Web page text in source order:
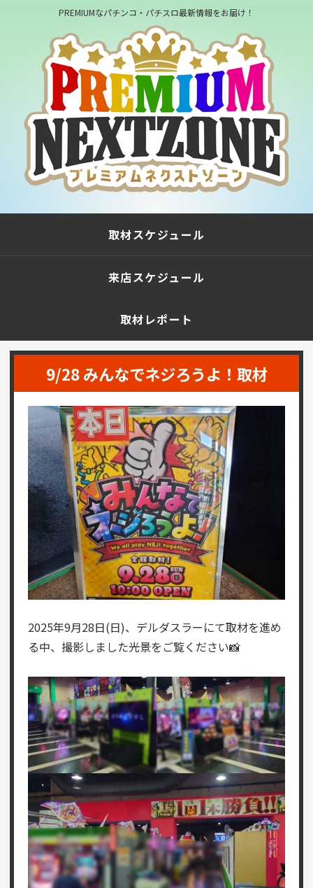
PREMIUMなパチンコ・パチスロ最新情報をお届け！
取材スケジュール
来店スケジュール
取材レポート
9/28 みんなでネジろうよ！取材
2025年9月28日(日)、デルダスラーにて取材を進め
る中、撮影しました光景をご覧ください📸